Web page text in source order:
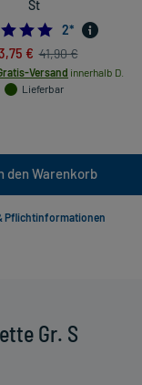
Gr. S
St
5.0
2*
€ 41,90 €
Versand innerhalb D.
Lieferbar
den Warenkorb
Pflichtinformationen